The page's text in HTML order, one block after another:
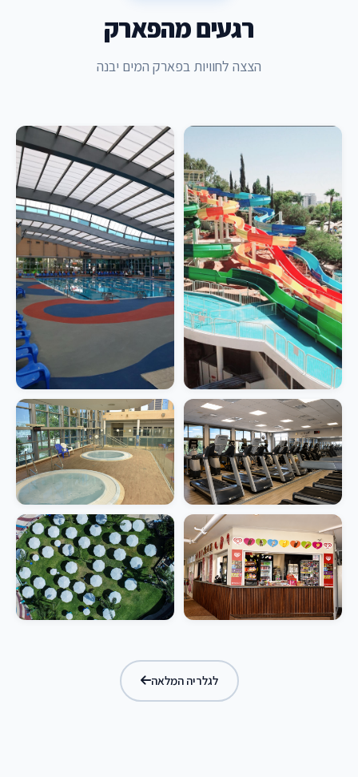
רגעים מהפארק
הצצה לחוויות בפארק המים יבנה
לגלריה המלאה